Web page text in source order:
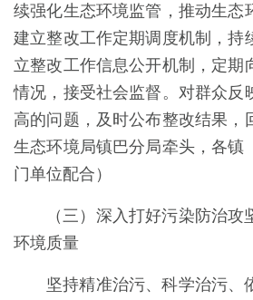
续强化生态环境监管，推动生态
建立整改工作定期调度机制，持
立整改工作信息公开机制，定期
情况，接受社会监督。对群众反
高的问题，及时公布整改结果，
生态环境局镇巴分局牵头，各镇
门单位配合）
（三）深入打好污染防治
环境质量
坚持精准治污、科学治污、